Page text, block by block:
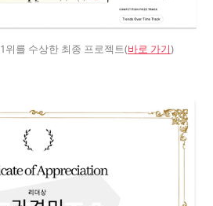
위를 수상한 최종 프로젝트(바로 가기)